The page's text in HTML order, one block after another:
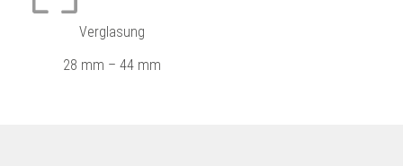
Verglasung
28 mm – 44 mm